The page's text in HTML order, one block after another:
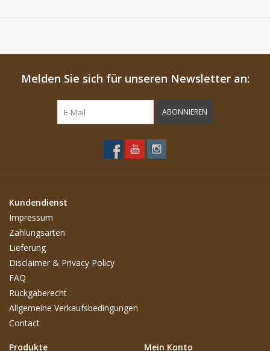
Melden Sie sich für unseren Newsletter an:
ABONNIEREN
Kundendienst
Impressum
Zahlungsarten
Lieferung
Disclaimer & Privacy Policy
FAQ
Rückgaberecht
Allgemeine Verkaufsbedingungen
Contact
Produkte Mein Konto